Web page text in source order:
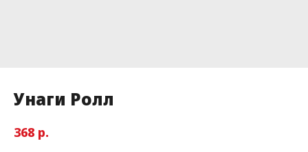
Унаги Ролл
368 р.